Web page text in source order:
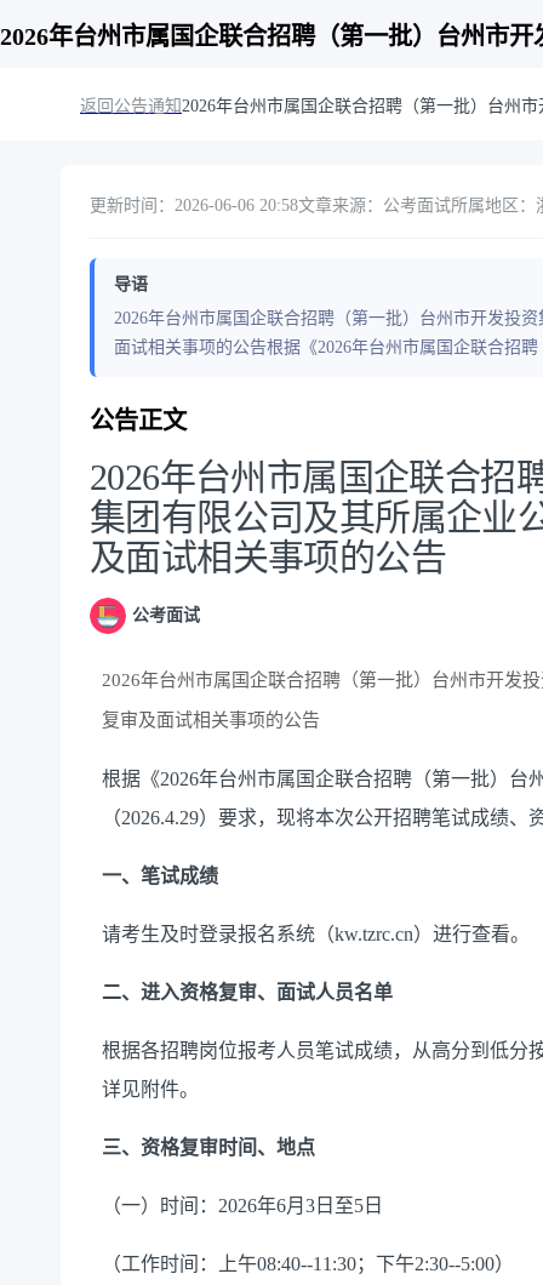
2026年台州市属国企联合招聘（第一批）台州市
返回公告通知2026年台州市属国企联合招聘（第一批）台州
更新时间：2026-06-06 20:58文章来源：公考面试所属地区：
导语
2026年台州市属国企联合招聘（第一批）台州市开发投
面试相关事项的公告根据《2026年台州市属国企联合招
公告正文
2026年台州市属国企联合招
集团有限公司及其所属企业
及面试相关事项的公告
公考面试
2026年台州市属国企联合招聘（第一批）台州市开发
复审及面试相关事项的公告
根据《2026年台州市属国企联合招聘（第一批）
（2026.4.29）要求，现将本次公开招聘笔试成绩
一、笔试成绩
请考生及时登录报名系统（kw.tzrc.cn）进行查看。
二、进入资格复审、 面试人员名单
根据各招聘岗位报考人员笔试成绩，从高分到低分
详见附件。
三、资格复审时间、地点
（一）时间：2026年6月3日至5日
（工作时间：上午08:40--11:30；下午2:30--5:00）